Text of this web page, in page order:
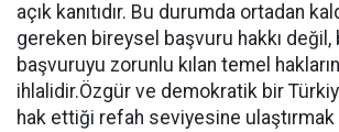
açık kanıtıdır. Bu durumda ortadan
gereken bireysel başvuru hakkı değil,
başvuruyu zorunlu kılan temel
ihlalidir.Özgür ve demokratik bir
hak ettiği refah seviyesine ulaştırmak